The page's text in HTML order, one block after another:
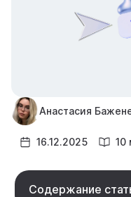
Анастасия
16.12.2025 10
Содержание